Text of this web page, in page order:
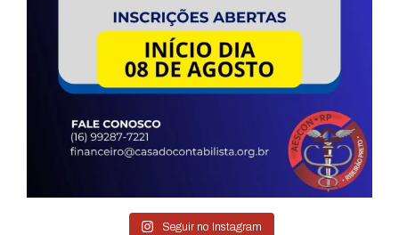
Seguir no Instagram